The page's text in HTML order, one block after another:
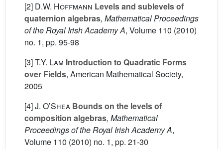
[2] D.W. Hoffmann Levels and sublevels of
quaternion algebras, Mathematical Proceedings
of the Royal Irish Academy A, Volume 110 (2010)
no. 1, pp. 95-98
[3]T.Y. Lam Introduction to Quadratic Forms
over Fields, American Mathematical Society,
2005
[4]J. OʼShea Bounds on the levels of
composition algebras, Mathematical
Proceedings of the Royal Irish Academy A,
Volume 110 (2010) no. 1, pp. 21-30